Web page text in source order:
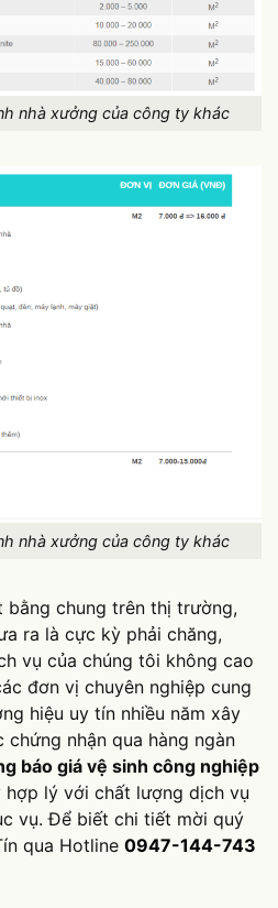
nhà xưởng của công ty khác
nhà xưởng của công ty khác
bằng chung trên thị trường,
ra là cực kỳ phải chăng,
vụ của chúng tôi không cao
đơn vị chuyên nghiệp cung
hiệu uy tín nhiều năm xây
nhận qua hàng ngàn
báo giá vệ sinh công nghiệp
lý với chất lượng dịch vụ
vụ. Để biết chi tiết mời quý
qua Hotline 0947-144-743